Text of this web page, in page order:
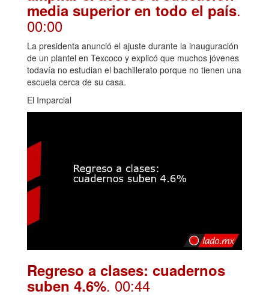
media superior en todo el país.
00:00
La presidenta anunció el ajuste durante la inauguración
de un plantel en Texcoco y explicó que muchos jóvenes
todavía no estudian el bachillerato porque no tienen una
escuela cerca de su casa.
El Imparcial
Regreso a clases: cuadernos
suben 4.6%. 00:44